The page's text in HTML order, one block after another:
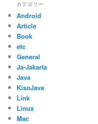
カテゴリー
Android
Article
Book
etc
General
Ja-Jakarta
Java
KisoJava
Link
Linux
Mac